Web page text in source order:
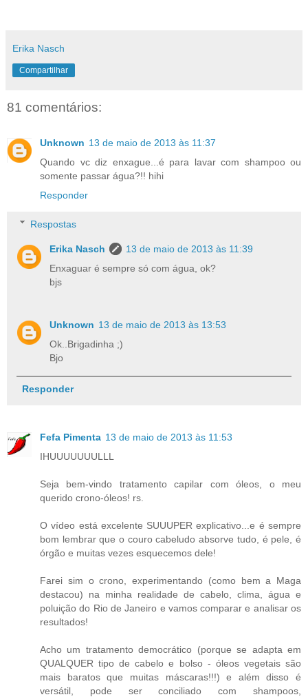
Erika Nasch
Compartilhar
81 comentários:
Unknown 13 de maio de 2013 às 11:37
Quando vc diz enxague...é para lavar com shampoo ou
somente passar água?!! hihi
Responder
Respostas
Erika Nasch
13 de maio de 2013 às 11:39
Enxaguar é sempre só com água, ok?
bjs
Unknown 13 de maio de 2013 às 13:53
Ok..Brigadinha ;)
Bjo
Responder
Fefa Pimenta 13 de maio de 2013 às 11:53
IHUUUUUUULLL
Seja bem-vindo tratamento capilar com óleos, o meu
querido crono-óleos! rs.
O vídeo está excelente SUUUPER explicativo...e é sempre
bom lembrar que o couro cabeludo absorve tudo, é pele, é
órgão e muitas vezes esquecemos dele!
Farei sim o crono, experimentando (como bem a Maga
destacou) na minha realidade de cabelo, clima, água e
poluição do Rio de Janeiro e vamos comparar e analisar os
resultados!
Acho um tratamento democrático (porque se adapta em
QUALQUER tipo de cabelo e bolso - óleos vegetais são
mais baratos que muitas máscaras!!!) e além disso é
versátil, pode ser conciliado com shampoos,